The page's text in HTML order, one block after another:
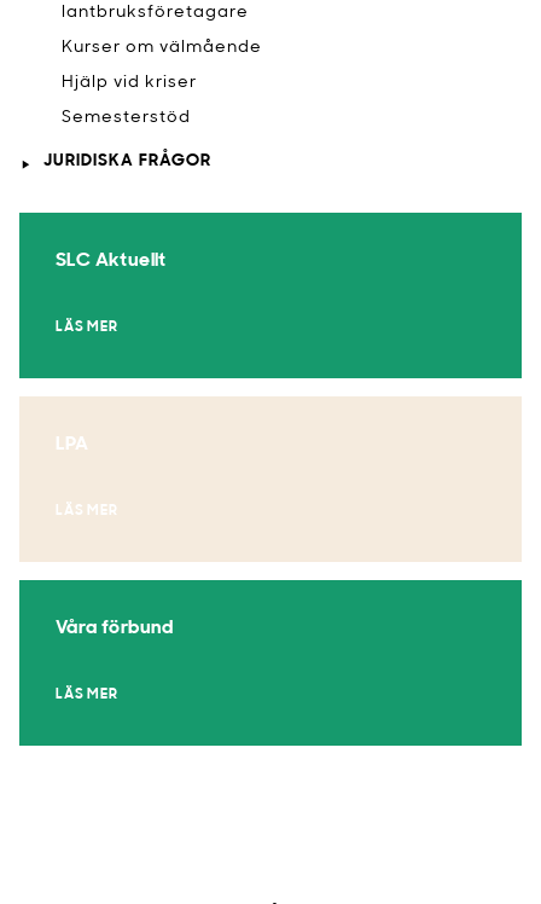
lantbruksföretagare
Kurser om välmående
Hjälp vid kriser
​Semesterstöd
JURIDISKA FRÅGOR
SLC Aktuellt
LÄS MER
LPA
LÄS MER
Våra förbund
LÄS MER